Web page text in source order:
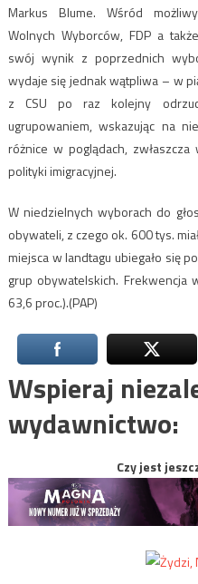
Markus Blume. Wśród
Wolnych Wyborców, FDP a
swój wynik z poprzednich
wydaje się jednak wątpliwa – w
z CSU po raz kolejny
ugrupowaniem, wskazując na
różnice w poglądach,
polityki imigracyjnej.
W niedzielnych wyborach do
obywateli, z czego ok. 600 tys.
miejsca w landtagu ubiegało się
grup obywatelskich. Frekwencja
63,6 proc.).(PAP)
Wspieraj
wydawnictwo:
Czy jest